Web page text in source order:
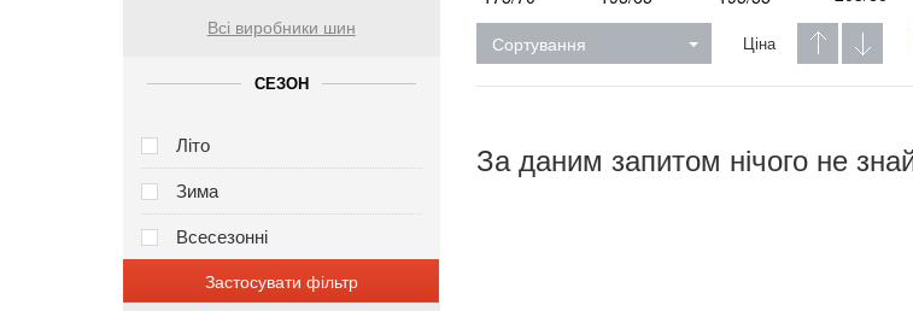
Всі виробники шин
СЕЗОН
Літо
Зима
Всесезонні
Застосувати фільтр
Сортування Ціна
За даним запитом нічого не